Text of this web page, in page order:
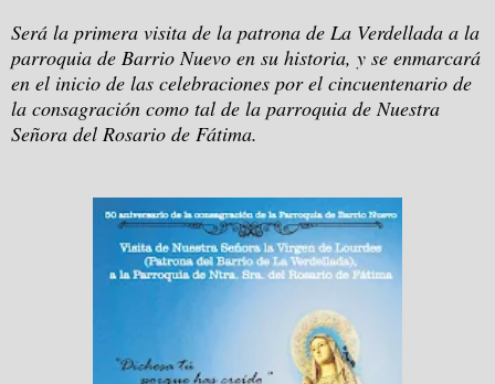
Será la primera visita de la patrona de La Verdellada a la
parroquia de Barrio Nuevo en su historia, y se enmarcará
en el inicio de las celebraciones por el cincuentenario de
la consagración como tal de la parroquia de Nuestra
Señora del Rosario de Fátima.